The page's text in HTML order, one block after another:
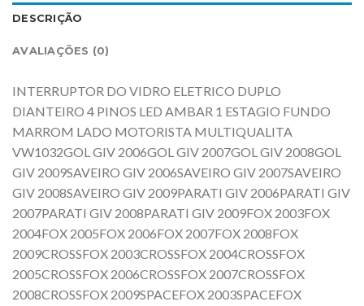
DESCRIÇÃO
AVALIAÇÕES (0)
INTERRUPTOR DO VIDRO ELETRICO DUPLO
DIANTEIRO 4 PINOS LED AMBAR 1 ESTAGIO FUNDO
MARROM LADO MOTORISTA MULTIQUALITA
VW1032GOL GIV 2006GOL GIV 2007GOL GIV 2008GOL
GIV 2009SAVEIRO GIV 2006SAVEIRO GIV 2007SAVEIRO
GIV 2008SAVEIRO GIV 2009PARATI GIV 2006PARATI GIV
2007PARATI GIV 2008PARATI GIV 2009FOX 2003FOX
2004FOX 2005FOX 2006FOX 2007FOX 2008FOX
2009CROSSFOX 2003CROSSFOX 2004CROSSFOX
2005CROSSFOX 2006CROSSFOX 2007CROSSFOX
2008CROSSFOX 2009SPACEFOX 2003SPACEFOX